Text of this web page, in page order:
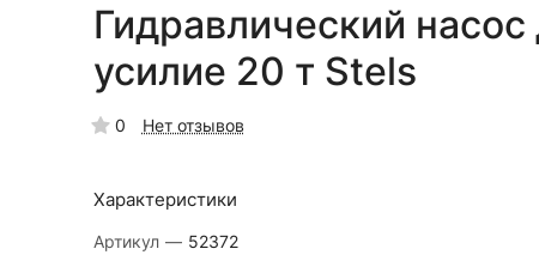
Гидравлический
усилие 20 т Stels
0 Нет отзывов
Характеристики
Артикул — 52372